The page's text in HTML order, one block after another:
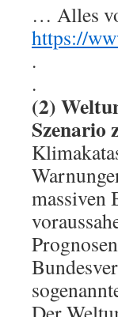
… Alles
https://
.
.
(2)
Szenario
massiven